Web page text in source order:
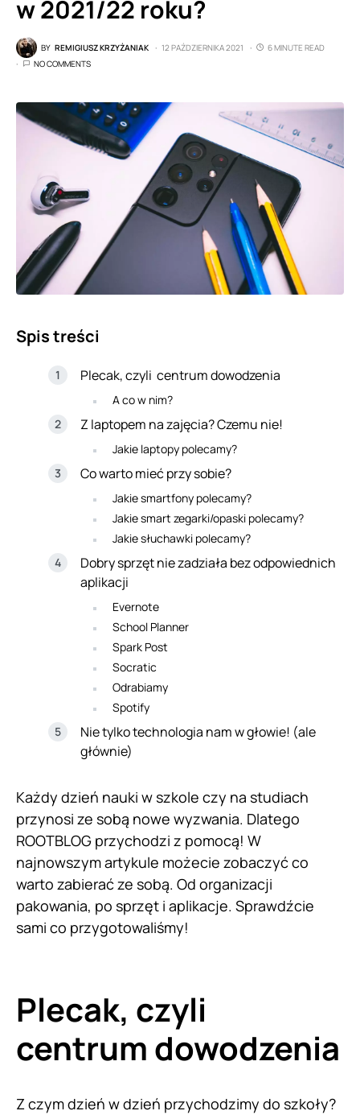
w 2021/22 roku?
BY REMIGIUSZ KRZYŻANIAK 12 PAŹDZIERNIKA 2021
6 MINUTE READ
NO COMMENTS
Spis treści
Plecak, czyli centrum dowodzenia
A co w nim?
Z laptopem na zajęcia? Czemu nie!
Jakie laptopy polecamy?
Co warto mieć przy sobie?
Jakie smartfony polecamy?
Jakie smart zegarki/opaski polecamy?
Jakie słuchawki polecamy?
Dobry sprzęt nie zadziała bez odpowiednich
aplikacji
Evernote
School Planner
Spark Post
Socratic
Odrabiamy
Spotify
Nie tylko technologia nam w głowie! (ale
głównie)
Każdy dzień nauki w szkole czy na studiach
przynosi ze sobą nowe wyzwania. Dlatego
ROOTBLOG przychodzi z pomocą! W
najnowszym artykule możecie zobaczyć co
warto zabierać ze sobą. Od organizacji
pakowania, po sprzęt i aplikacje. Sprawdźcie
sami co przygotowaliśmy!
Plecak, czyli
centrum dowodzenia
Z czym dzień w dzień przychodzimy do szkoły?